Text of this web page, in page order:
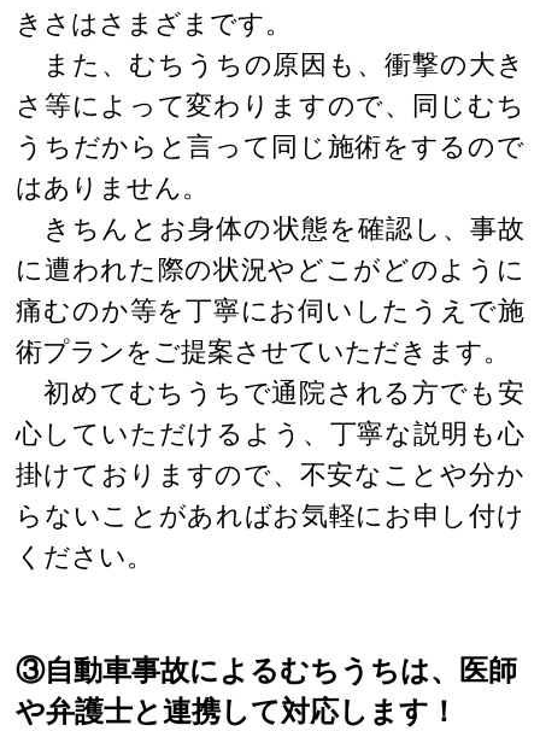
きさはさまざまです。
また、むちうちの原因も、衝撃の大き
さ等によって変わりますので、同じむち
うちだからと言って同じ施術をするので
はありません。
きちんとお身体の状態を確認し、事故
に遭われた際の状況やどこがどのように
痛むのか等を丁寧にお伺いしたうえで施
術プランをご提案させていただきます。
初めてむちうちで通院される方でも安
心していただけるよう、丁寧な説明も心
掛けておりますので、不安なことや分か
らないことがあればお気軽にお申し付け
ください。
③自動車事故によるむちうちは、医師
や弁護士と連携して対応します！